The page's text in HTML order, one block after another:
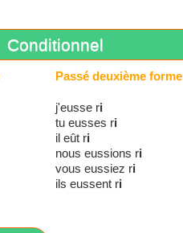
Conditionnel
Passé deuxième forme
j'eusse ri
tu eusses ri
il eût ri
nous eussions ri
vous eussiez ri
ils eussent ri